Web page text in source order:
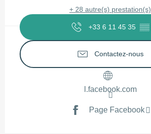
+ 28 autre(s) prestation(s)
+33 6 11 45 35 ▒▒
Contactez-nous
l.facebook.com
Page Facebook